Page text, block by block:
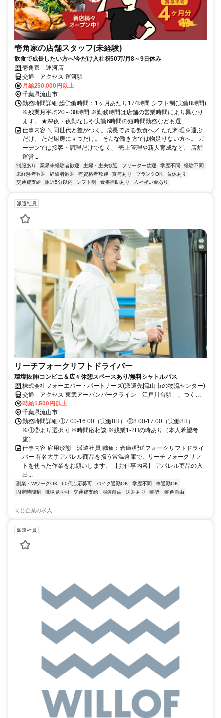
壱角家の店舗スタッフ(未経験)
飲食で成長したい方へ/今だけ入社祝50万/月8～9日休み
壱角家 運河店
交通・アクセス 運河駅
月給250,000円以上
千葉県流山市
勤務時間詳細 総労働時間：1ヶ月あたり174時間 シフト制(実働8時間)
※残業月平均20～30時間 ※勤務時間は店舗の営業時間により異なり
ます。 ★深夜・夜勤なしや実働6時間の短時間勤務なども選...
仕事内容 ＼同世代と差がつく。成長できる飲食へ／ ただ料理を運ぶ
だけ。 ただ厨房に立つだけ。 そんな働き方では物足りない方へ。 ガ
ーデンでは接客・調理だけでなく、 売上管理や新人育成など、 店舗
運営...
制服あり 業界未経験者歓迎 主婦・主夫歓迎 フリーター歓迎 学歴不問
経験不問
未経験者歓迎
経験者歓迎 有資格者歓迎 賞与あり ブランクOK
育休あり
交通費支給
駅近5分以内 シフト制 食事補助あり 入社祝い金あり
派遣社員
リーチフォークリフトドライバー
環境抜群/コンビニ＆広々休憩スペースあり/無料シャトルバス
株式会社フォーエバー・パートナーズ(派遣先|流山市の物流センター)
交通・アクセス 東武アーバンパークライン「江戸川台駅」、つくば
エクスプレス「流山おおたかの森駅」より無料バス15分
時給1,500円以上
千葉県流山市
勤務時間詳細 ①7:00-16:00（実働8H） ②8:00-17:00（実働8H）
※①②より選択可 ※時間応相談 ※残業1-2Hの時あり（本人希望考
慮）
仕事内容 雇用形態：派遣社員 職種：倉庫/配送フォークリフトドライ
バー 有名大手アパレル商品を扱う常温倉庫で、リーチフォークリフ
トを使った作業をお願いします。 【お仕事内容】 アパレル商品の入
出...
副業・WワークOK 60代も応募可 バイク通勤OK 学歴不問
車通勤OK
固定時間制
職場見学可 交通費支給 服装自由 送迎あり 髪型・髪色自由
同じ企業の求人
派遣社員